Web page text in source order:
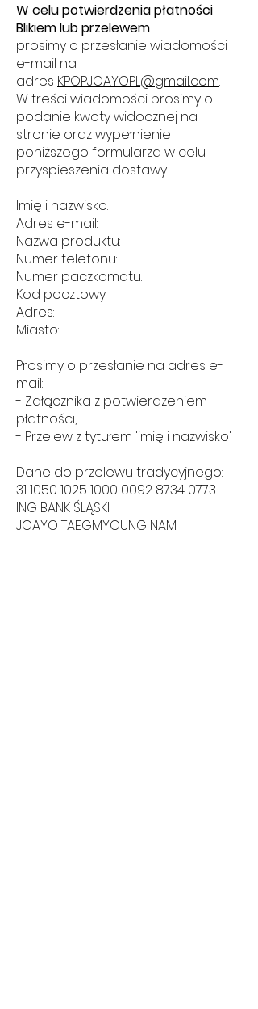
W celu potwierdzenia płatności
Blikiem lub przelewem
prosimy o przesłanie wiadomości
e-mail na
adres KPOPJOAYOPL@gmail.com.
W treści wiadomości prosimy o
podanie kwoty widocznej na
stronie oraz wypełnienie
poniższego formularza w celu
przyspieszenia dostawy.
Imię i nazwisko:
Adres e-mail:
Nazwa produktu:
Numer telefonu:
Numer paczkomatu:
Kod pocztowy:
Adres:
Miasto:
Prosimy o przesłanie na adres e-
mail:
- Załącznika z potwierdzeniem
płatności,
- Przelew z tytułem 'imię i nazwisko'
Dane do przelewu tradycyjnego:
31 1050 1025 1000 0092 8734 0773
ING BANK ŚLĄSKI
JOAYO TAEGMYOUNG NAM